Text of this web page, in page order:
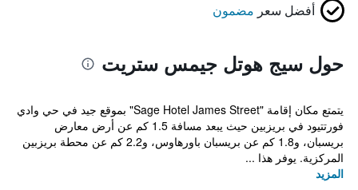
أفضل سعر مضمون
حول سيج هوتل جيمس ستريت
يتمتع مكان إقامة "Sage Hotel James Street" بموقع جيد في حي وادي
فورتتيود في بريزبين حيث يبعد مسافة 1.5 كم عن أرض معارض
بريسبان، و1.8 كم عن بريسبان باورهاوس، و2.2 كم عن محطة بريزبين
المركزية. يوفر هذا ...
المزيد